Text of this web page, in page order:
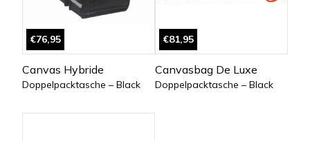
€76,95
Canvas Hybride
Doppelpacktasche – Black
€81,95
Canvasbag De Luxe
Doppelpacktasche – Black